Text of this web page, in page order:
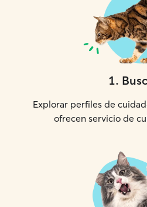
1.
Explorar perfiles de
ofrecen servicio de